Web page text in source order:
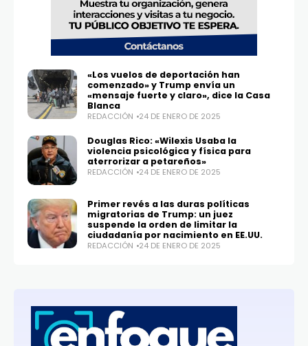
«Los vuelos de deportación han
comenzado» y Trump envía un
«mensaje fuerte y claro», dice la Casa
Blanca
REDACCIÓN 24 DE ENERO DE 2025
Douglas Rico: «Wilexis Usaba la
violencia psicológica y física para
aterrorizar a petareños»
REDACCIÓN 24 DE ENERO DE 2025
Primer revés a las duras políticas
migratorias de Trump: un juez
suspende la orden de limitar la
ciudadanía por nacimiento en EE.UU.
REDACCIÓN 24 DE ENERO DE 2025